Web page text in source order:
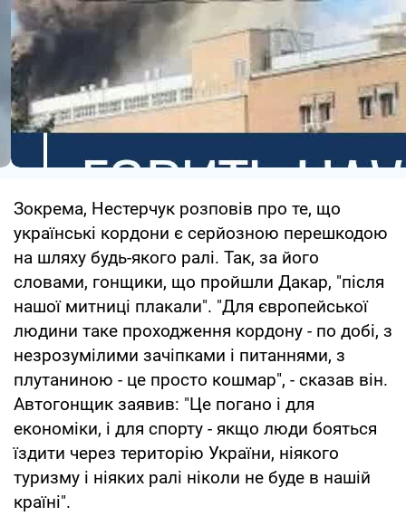
Зокрема, Нестерчук розповів про те, що
українські кордони є серйозною перешкодою
на шляху будь-якого ралі. Так, за його
словами, гонщики, що пройшли Дакар, "після
нашої митниці плакали". "Для європейської
людини таке проходження кордону - по добі, з
незрозумілими зачіпками і питаннями, з
плутаниною - це просто кошмар", - сказав він.
Автогонщик заявив: "Це погано і для
економіки, і для спорту - якщо люди бояться
їздити через територію України, ніякого
туризму і ніяких ралі ніколи не буде в нашій
країні".